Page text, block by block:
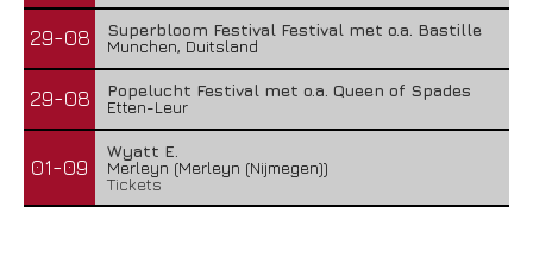
29-08
Superbloom Festival Festival met o.a. Bastille
Munchen, Duitsland
29-08
Popelucht Festival met o.a. Queen of Spades
Etten-Leur
01-09
Wyatt E.
Merleyn (Merleyn (Nijmegen))
Tickets